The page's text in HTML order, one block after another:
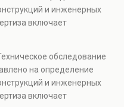
и технических
и инженерных
включает
безопасности.
недвижимости,
объектов, а
и технических
обследование
на определение
и инженерных
включает